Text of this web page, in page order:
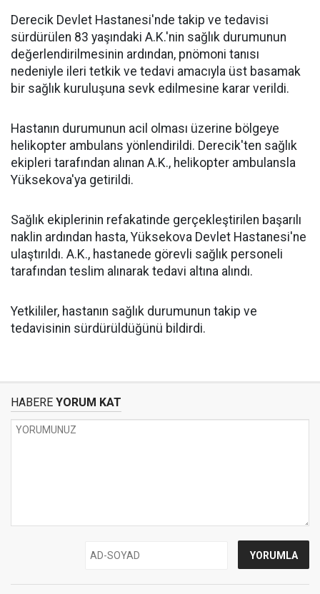
Derecik Devlet Hastanesi'nde takip ve tedavisi
sürdürülen 83 yaşındaki A.K.'nin sağlık durumunun
değerlendirilmesinin ardından, pnömoni tanısı
nedeniyle ileri tetkik ve tedavi amacıyla üst basamak
bir sağlık kuruluşuna sevk edilmesine karar verildi.
Hastanın durumunun acil olması üzerine bölgeye
helikopter ambulans yönlendirildi. Derecik'ten sağlık
ekipleri tarafından alınan A.K., helikopter ambulansla
Yüksekova'ya getirildi.
Sağlık ekiplerinin refakatinde gerçekleştirilen başarılı
naklin ardından hasta, Yüksekova Devlet Hastanesi'ne
ulaştırıldı. A.K., hastanede görevli sağlık personeli
tarafından teslim alınarak tedavi altına alındı.
Yetkililer, hastanın sağlık durumunun takip ve
tedavisinin sürdürüldüğünü bildirdi.
HABERE YORUM KAT